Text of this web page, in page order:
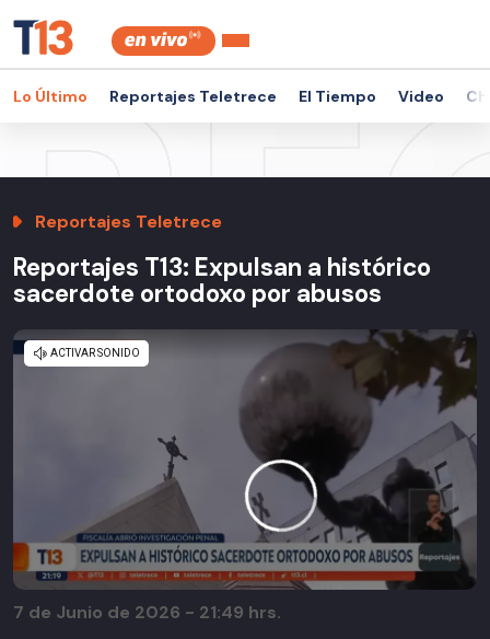
Lo Último Reportajes Teletrece El Tiempo Video
Reportajes Teletrece
Reportajes T13: Expulsan a histórico
sacerdote ortodoxo por abusos
7 de Junio de 2026 - 21:49 hrs.